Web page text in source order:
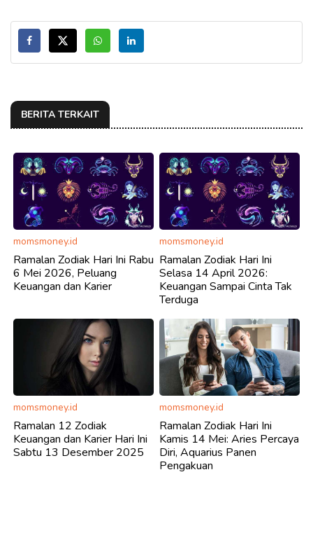
BERITA TERKAIT
momsmoney.id
Ramalan Zodiak Hari Ini Rabu
6 Mei 2026, Peluang
Keuangan dan Karier
momsmoney.id
Ramalan Zodiak Hari Ini
Selasa 14 April 2026:
Keuangan Sampai Cinta Tak
Terduga
momsmoney.id
Ramalan 12 Zodiak
Keuangan dan Karier Hari Ini
Sabtu 13 Desember 2025
momsmoney.id
Ramalan Zodiak Hari Ini
Kamis 14 Mei: Aries Percaya
Diri, Aquarius Panen
Pengakuan